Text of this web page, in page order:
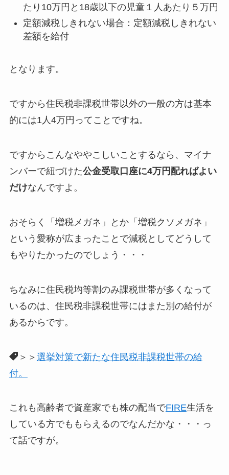
たり10万円と18歳以下の児童１人あたり５万円
定額減税しきれない場合：定額減税しきれない
差額を給付
となります。
ですから住民税非課税世帯以外の一般の方は基本
的には1人4万円ってことですね。
ですからこんなややこしいことするなら、マイナ
ンバーで紐づけた公金受取口座に4万円配ればよい
だけなんですよ。
おそらく「増税メガネ」とか「増税クソメガネ」
という愛称が広まったことで減税としてどうして
もやりたかったのでしょう・・・
ちなみに住民税均等割のみ課税世帯が多くなって
いるのは、住民税非課税世帯にはまた別の給付が
あるからです。
＞＞ 選挙対策で新たな住民税非課税世帯の給
付。
これも高齢者で資産家でも株の配当でFIRE生活を
している方でももらえるのでなんだかな・・・っ
て話ですが。